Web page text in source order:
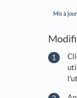
Mis à jour